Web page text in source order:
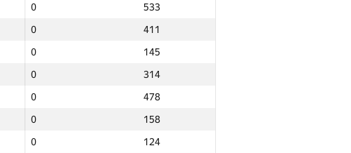
0
533
0
411
0
145
0
314
0
478
0
158
0
124